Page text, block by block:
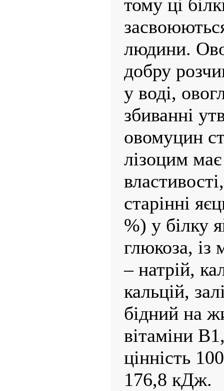
тому ці
людини.
добру
у воді,
збиванні
овомуцин
лізоцим
старінні
%) у білку
глюкоза, із
– натрій,
кальцій,
бідний на
вітаміни
цінність
176,8 кДж.